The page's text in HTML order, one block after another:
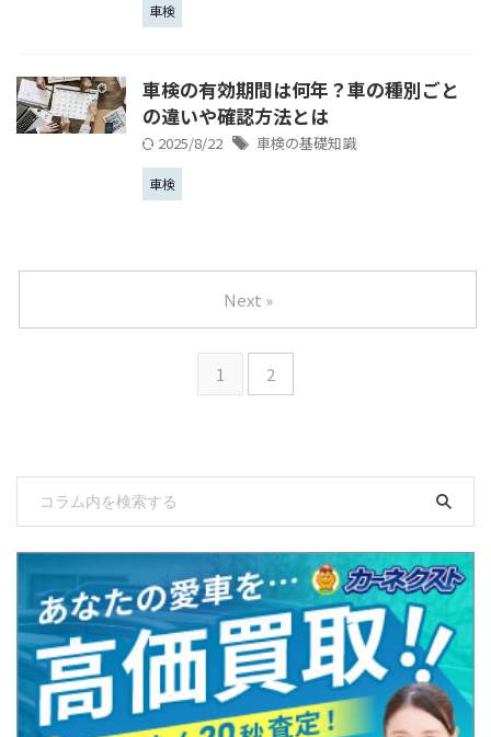
車検
車検の有効期間は何年？車の種別ごと
の違いや確認方法とは
2025/8/22 車検の基礎知識
車検
1 2
Next »